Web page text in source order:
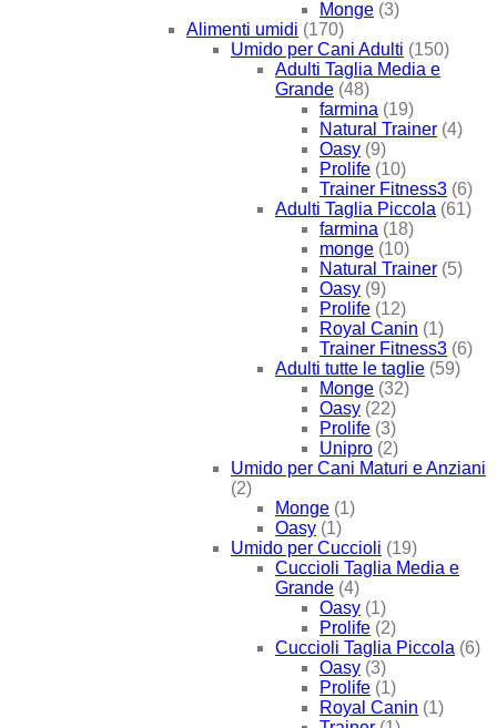
Monge (3)
Alimenti umidi (170)
Umido per Cani Adulti (150)
Adulti Taglia Media e
Grande (48)
farmina (19)
Natural Trainer (4)
Oasy (9)
Prolife (10)
Trainer Fitness3 (6)
Adulti Taglia Piccola (61)
farmina (18)
monge (10)
Natural Trainer (5)
Oasy (9)
Prolife (12)
Royal Canin (1)
Trainer Fitness3 (6)
Adulti tutte le taglie (59)
Monge (32)
Oasy (22)
Prolife (3)
Unipro (2)
Umido per Cani Maturi e Anziani
(2)
Monge (1)
Oasy (1)
Umido per Cuccioli (19)
Cuccioli Taglia Media e
Grande (4)
Oasy (1)
Prolife (2)
Cuccioli Taglia Piccola (6)
Oasy (3)
Prolife (1)
Royal Canin (1)